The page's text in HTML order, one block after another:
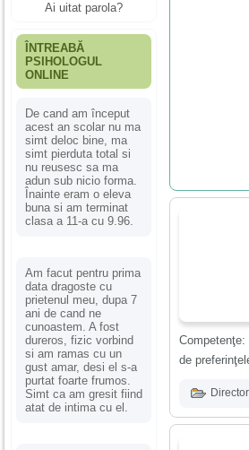
Ai uitat parola?
ÎNTREABĂ
PSIHOLOGUL
ONLINE
De cand am început
acest an scolar nu ma
simt deloc bine, ma
simt pierduta total si
nu reusesc sa ma
adun sub nicio forma.
Înainte eram o eleva
buna si am terminat
clasa a 11-a cu 9.96.
Am facut pentru prima
data dragoste cu
prietenul meu, dupa 7
ani de cand ne
cunoastem. A fost
dureros, fizic vorbind
si am ramas cu un
gust amar, desi el s-a
purtat foarte frumos.
Simt ca am gresit fiind
atat de intima cu el.
de